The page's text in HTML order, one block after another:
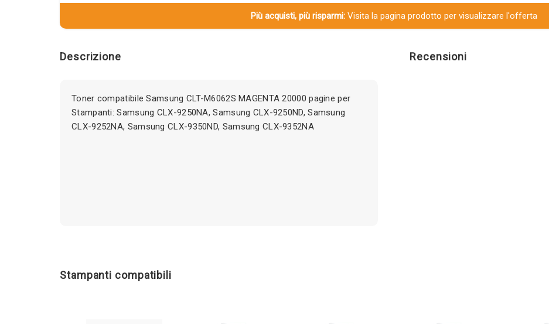
Più acquisti, più risparmi:Visita la pagina prodotto per visualizzare l'offerta
Descrizione
Toner compatibile Samsung CLT-M6062S MAGENTA 20000 pagine per
Stampanti: Samsung CLX-9250NA, Samsung CLX-9250ND, Samsung
CLX-9252NA, Samsung CLX-9350ND, Samsung CLX-9352NA
Recensioni
Stampanti compatibili